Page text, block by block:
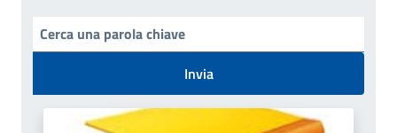
Invia